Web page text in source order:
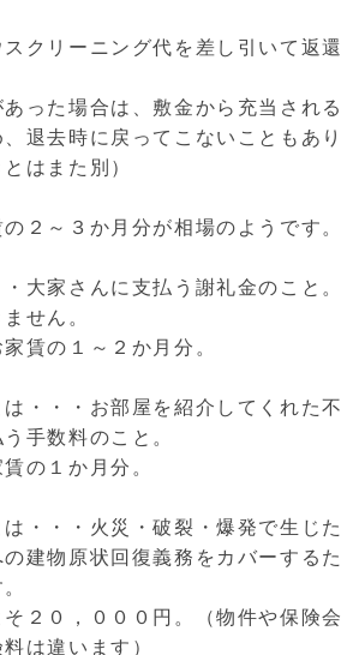
クリーニング代を差し引いて返還
った場合は、敷金から充当される
退去時に戻ってこないこともあり
はまた別）
２～３か月分が相場のようです。
大家さんに支払う謝礼金のこと。
せん。
賃の１～２か月分。
・・・お部屋を紹介してくれた不
手数料のこと。
の１か月分。
・・・火災・破裂・爆発で生じた
建物原状回復義務をカバーするた
２０，０００円。（物件や保険会
は違います）